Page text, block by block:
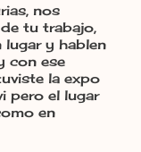
nos
tu trabajo,
lugar y hablen
con ese
la expo
pero el lugar
en